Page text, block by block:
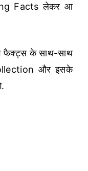
Facts लेकर आ
फैक्ट्स के साथ-साथ
और इसके